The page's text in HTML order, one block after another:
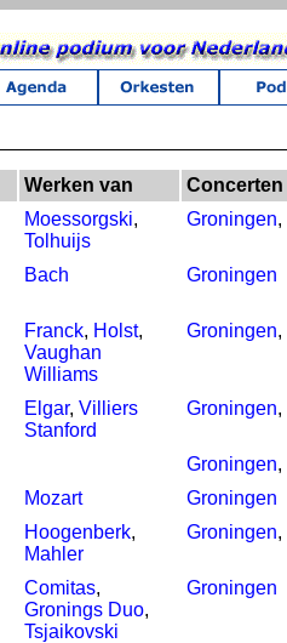
Werken van
Concerten
Moessorgski,
Tolhuijs
Groningen,
Bach Groningen
Franck, Holst,
Vaughan
Williams
Groningen,
Elgar, Villiers
Stanford
Groningen,
Groningen,
Mozart
Groningen
Hoogenberk,
Mahler
Groningen,
Comitas,
Gronings Duo,
Tsjaikovski
Groningen